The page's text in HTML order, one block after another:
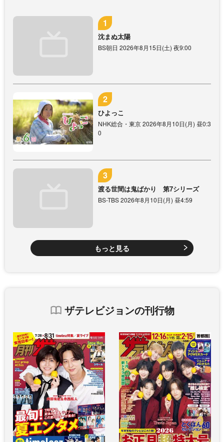
沈まぬ太陽
BS朝日 2026年8月15日(土) 夜9:00
ひよっこ
NHK総合・東京 2026年8月10日(月) 昼0:3
0
渡る世間は鬼ばかり 第7シリーズ
BS-TBS 2026年8月10日(月) 昼4:59
もっと見る
ザテレビジョンの刊行物